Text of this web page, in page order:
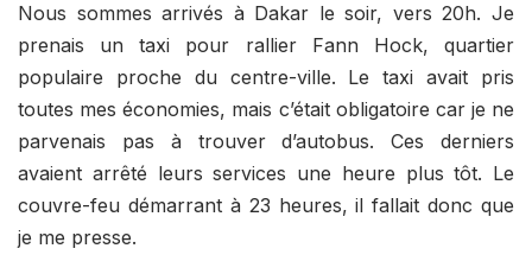
Nous sommes arrivés à Dakar le soir, vers 20h. Je
prenais un taxi pour rallier Fann Hock, quartier
populaire proche du centre-ville. Le taxi avait pris
toutes mes économies, mais c’était obligatoire car je ne
parvenais pas à trouver d’autobus. Ces derniers
avaient arrêté leurs services une heure plus tôt. Le
couvre-feu démarrant à 23 heures, il fallait donc que
je me presse.